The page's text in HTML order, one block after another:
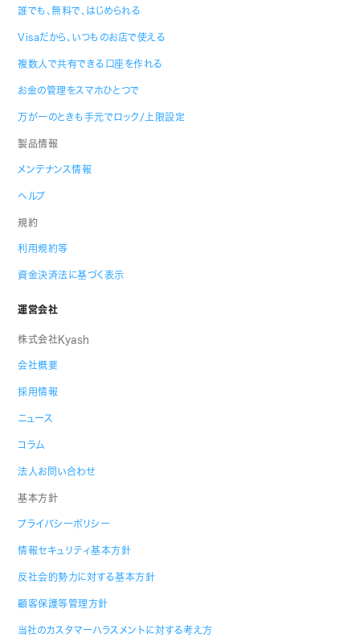
誰でも、無料で、はじめられる
Visaだから、いつものお店で使える
複数人で共有できる口座を作れる
お金の管理をスマホひとつで
万が一のときも手元でロック/上限設定
製品情報
メンテナンス情報
ヘルプ
規約
利用規約等
資金決済法に基づく表示
運営会社
株式会社Kyash
会社概要
採用情報
ニュース
コラム
法人お問い合わせ
基本方針
プライバシーポリシー
情報セキュリティ基本方針
反社会的勢力に対する基本方針
顧客保護等管理方針
当社のカスタマーハラスメントに対する考え方